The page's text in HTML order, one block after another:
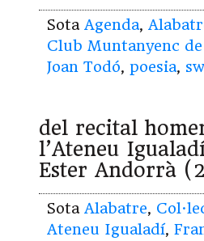
Sota Agenda,
Club Muntanyenc
Joan Todó, poesia,
del recital
l’Ateneu
Ester Andorrà
Sota Alabatre,
Ateneu Igualadí,